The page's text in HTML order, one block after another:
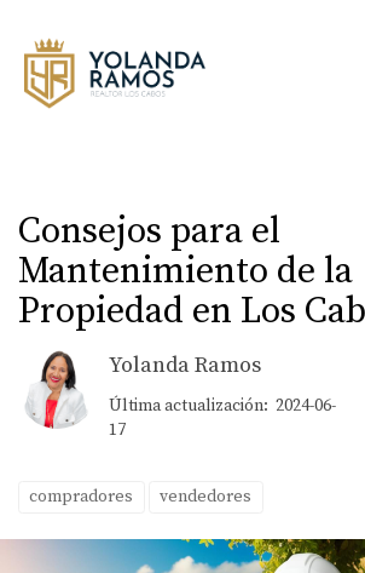
Consejos para el
Mantenimiento de la
Propiedad en Los
Yolanda Ramos
Última actualización: 2024-06-
17
compradores vendedores